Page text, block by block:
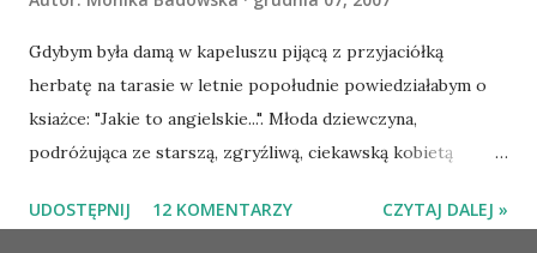
Gdybym była damą w kapeluszu pijącą z przyjaciółką
herbatę na tarasie w letnie popołudnie powiedziałabym o
ksiażce: "Jakie to angielskie...". Młoda dziewczyna,
podróżująca ze starszą, zgryźliwą, ciekawską kobietą
de Wintera, właściciela uroczej posiadłości Manderley,
UDOSTĘPNIJ 12 KOMENTARZY CZYTAJ DALEJ »